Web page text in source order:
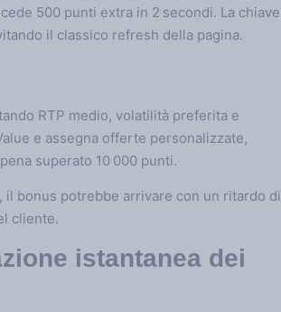
500 punti extra in 2 secondi. La chiave
il classico refresh della pagina.
RTP medio, volatilità preferita e
e assegna offerte personalizzate,
superato 10 000 punti.
il bonus potrebbe arrivare con un ritardo di
cliente.
istantanea dei